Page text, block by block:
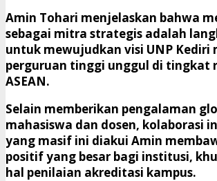
​Amin Tohari menjelaskan bahwa
sebagai mitra strategis adalah
untuk mewujudkan visi UNP Kediri
perguruan tinggi unggul di tingkat
ASEAN.
​Selain memberikan pengalaman
mahasiswa dan dosen, kolaborasi
yang masif ini diakui Amin
positif yang besar bagi institusi,
hal penilaian akreditasi kampus.